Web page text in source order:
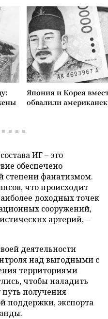
Япония и Корея
обвалили
ИГ – это
обеспечено
степени фанатизмом.
что происходит
доходных точек
сооружений,
артерий, –
деятельности
над выгодными с
территориями
чтобы наладить
получения
поддержки, экспорта